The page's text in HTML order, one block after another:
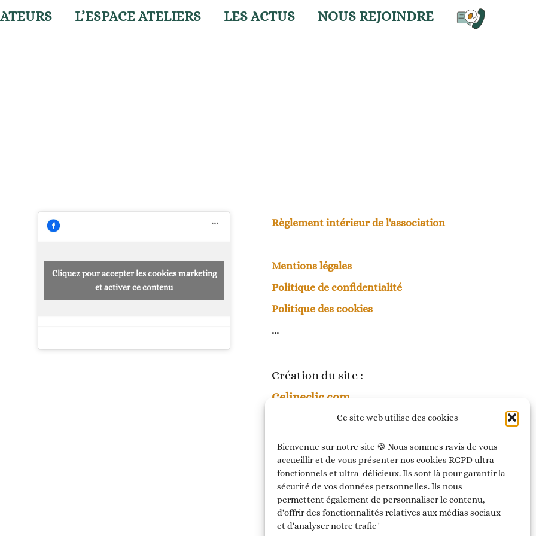
Ce site web utilise des cookies
Bienvenue sur notre site 🍪 Nous sommes ravis de vous
accueillir et de vous présenter nos cookies RGPD ultra-
fonctionnels et ultra-délicieux. Ils sont là pour garantir la
sécurité de vos données personnelles. Ils nous
permettent également de personnaliser le contenu,
d'offrir des fonctionnalités relatives aux médias sociaux
et d'analyser notre trafic '
L’ESPACE ATELIERS LES ACTUS NOUS REJOINDRE
Cliquez pour accepter les cookies marketing
et activer ce contenu
Règlement intérieur de l'association
Mentions légales
Politique de confidentialité
Politique des cookies
...
Création du site :
Celineclic.com
©Tout droits réservés